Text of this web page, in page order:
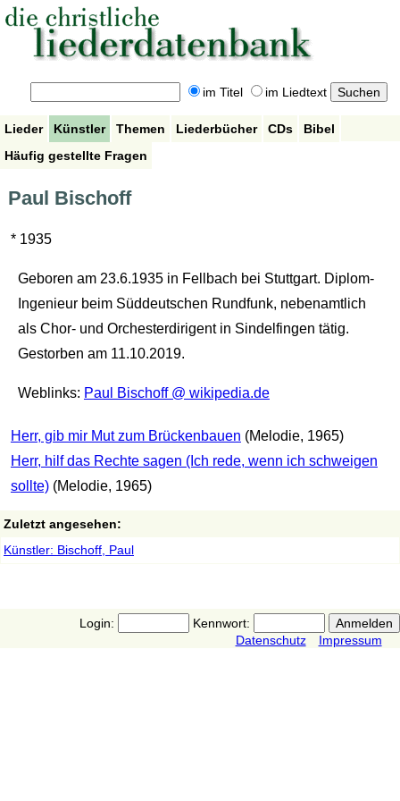
im Titel im Liedtext
Lieder Künstler Themen Liederbücher CDs
Bibel
Häufig gestellte Fragen
Paul Bischoff
* 1935
Geboren am 23.6.1935 in Fellbach bei Stuttgart. Diplom-
Ingenieur beim Süddeutschen Rundfunk, nebenamtlich
als Chor- und Orchesterdirigent in Sindelfingen tätig.
Gestorben am 11.10.2019.
Weblinks: Paul Bischoff @ wikipedia.de
Herr, gib mir Mut zum Brückenbauen (Melodie, 1965)
Herr, hilf das Rechte sagen (Ich rede, wenn ich schweigen
sollte) (Melodie, 1965)
Zuletzt angesehen:
Künstler: Bischoff, Paul
Login:
Kennwort:
Datenschutz
Impressum